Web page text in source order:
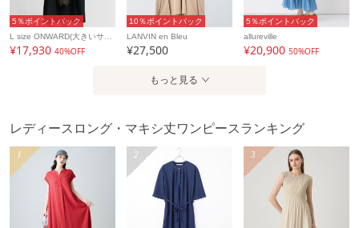
5％ポイントバック
L size ONWARD(大きいサイズ)
¥17,930 40%OFF
10％ポイントバック
LANVIN en Bleu
¥27,500
5％ポイントバック
allureville
¥20,900 50%OFF
もっと見る
レディースロング・マキシ丈ワンピースランキング
1 2 3